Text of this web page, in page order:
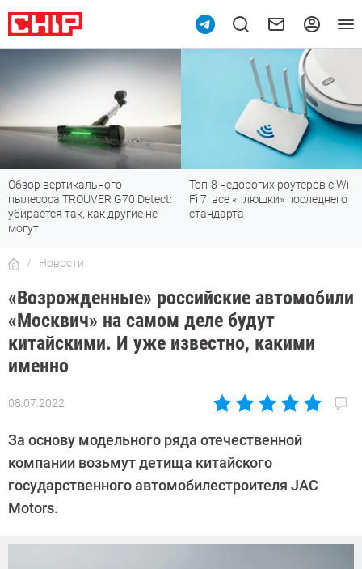
Обзор вертикального
пылесоса TROUVER G70 Detect:
убирается так, как другие не
могут
Топ-8 недорогих роутеров с Wi-
Fi 7: все «плюшки» последнего
стандарта
Новости
«Возрожденные» российские автомобили
«Москвич» на самом деле будут
китайскими. И уже известно, какими
именно
08.07.2022
Автор:
Кошик
За основу модельного ряда отечественной
компании возьмут детища китайского
государственного автомобилестроителя JAC
Motors.